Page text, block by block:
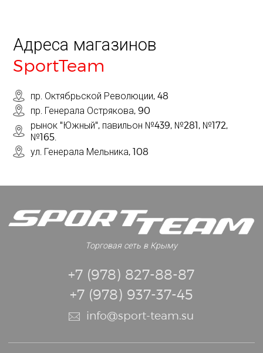
Адреса магазинов
SportTeam
пр. Октябрьской Революции, 48
пр. Генерала Острякова, 90
рынок "Южный", павильон №439, №281, №172,
№165.
ул. Генерала Мельника, 108
Торговая сеть в Крыму
+7 (978) 827-88-87
+7 (978) 937-37-45
info@sport-team.su